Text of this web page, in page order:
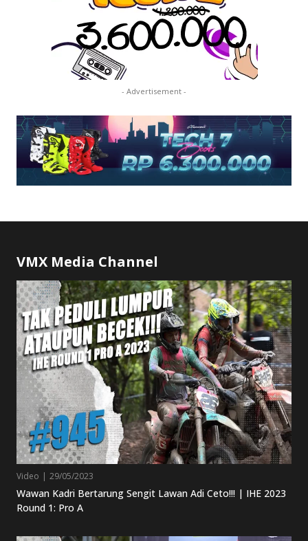
- Advertisement -
VMX Media Channel
Video | 29/05/2023
Wawan Kadri Bertarung Sengit Lawan Adi Ceto!!! | IHE 2023
Round 1: Pro A